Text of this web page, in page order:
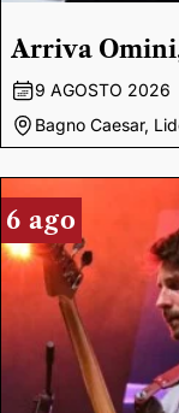
Arriva
9 AGOSTO 2026
Bagno Caesar,
6 ago